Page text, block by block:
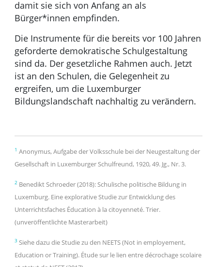
damit sie sich von Anfang an als
Bürger*innen empfinden.
Die Instrumente für die bereits vor 100 Jahren
geforderte demokratische Schulgestaltung
sind da. Der gesetzliche Rahmen auch. Jetzt
ist an den Schulen, die Gelegenheit zu
ergreifen, um die Luxemburger
Bildungslandschaft nachhaltig zu verändern.
1 Anonymus, Aufgabe der Volksschule bei der Neugestaltung der
Gesellschaft in Luxemburger Schulfreund, 1920, 49. Jg., Nr. 3.
2 Benedikt Schroeder (2018): Schulische politische Bildung in
Luxemburg. Eine explorative Studie zur Entwicklung des
Unterrichtsfaches Éducation à la citoyenneté. Trier.
(unveröffentlichte Masterarbeit)
3 Siehe dazu die Studie zu den NEETS (Not in employement,
Education or Training). Étude sur le lien entre décrochage scolaire